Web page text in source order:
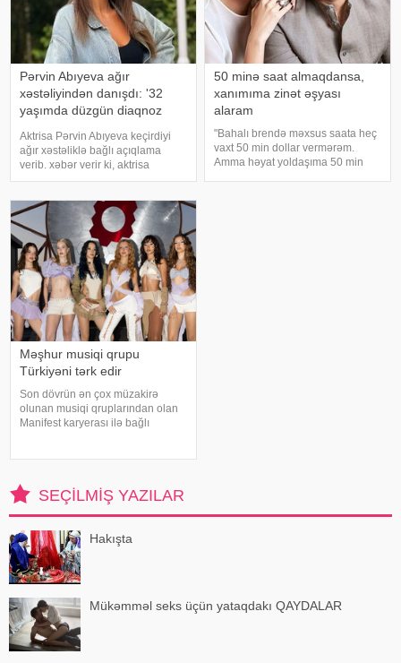
Pərvin Abıyeva ağır
xəstəliyindən danışdı: '32
yaşımda düzgün diaqnoz
Aktrisa Pərvin Abıyeva keçirdiyi
ağır xəstəliklə bağlı açıqlama
verib. xəbər verir ki, aktrisa
axlorhidriya xəstəliyindən əziyyət
diaqnoz qoyula bilmədiyini
bildirib. "Bu əməliyyat
Azərbaycand
50 minə saat almaqdansa,
xanımıma zinət əşyası
alaram
"Bahalı brendə məxsus saata heç
vaxt 50 min dollar vermərəm.
Amma həyat yoldaşıma 50 min
Məşhur musiqi qrupu
Türkiyəni tərk edir
Son dövrün ən çox müzakirə
olunan musiqi qruplarından olan
Manifest karyerası ilə bağlı
ayında İstanbuldak
SEÇILMIŞ YAZILAR
Hakışta
Mükəmməl seks üçün yataqdakı QAYDALAR